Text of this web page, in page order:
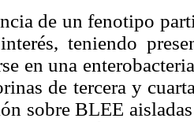
de un fenotipo
teniendo
en una
de tercera y
sobre BLEE